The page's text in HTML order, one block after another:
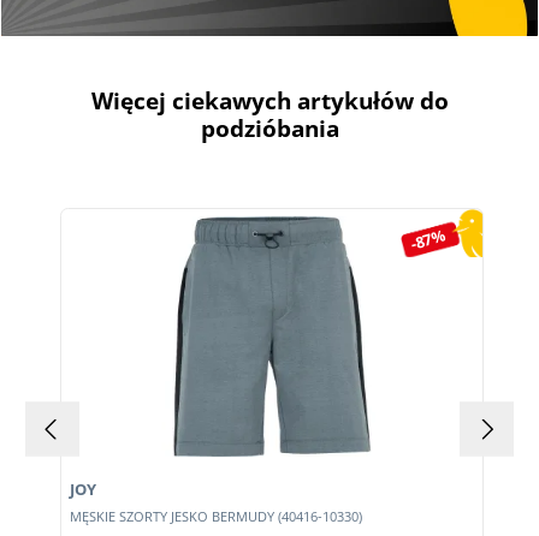
Więcej ciekawych artykułów do
podzióbania
Pomiń galerię produktów
-87%
MĘSKIE SZORTY JESKO BERMUDY (40416-10330)
JOY